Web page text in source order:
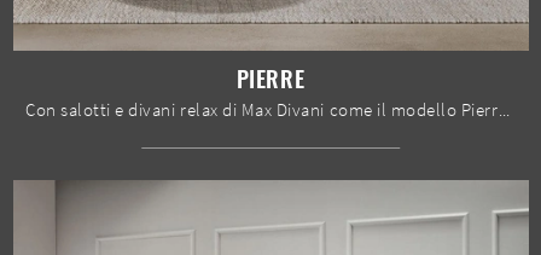
PIERRE
Con salotti e divani relax di Max Divani come il modello Pierre in tessuto, potrai ultimare il tuo progetto d'arredo.